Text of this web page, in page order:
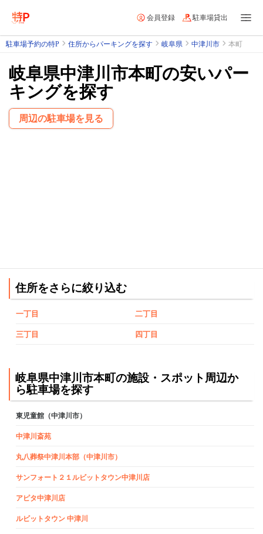
会員登録 駐車場貸出
駐車場予約の特P 住所からパーキングを探す 岐阜県 中津川市 本町
岐阜県中津川市本町の安いパー
キングを探す
周辺の駐車場を見る
住所をさらに絞り込む
一丁目 二丁目
三丁目 四丁目
岐阜県中津川市本町の施設・スポット周辺か
ら駐車場を探す
東児童館（中津川市）
中津川斎苑
丸八葬祭中津川本部（中津川市）
サンフォート２１ルビットタウン中津川店
アピタ中津川店
ルビットタウン 中津川